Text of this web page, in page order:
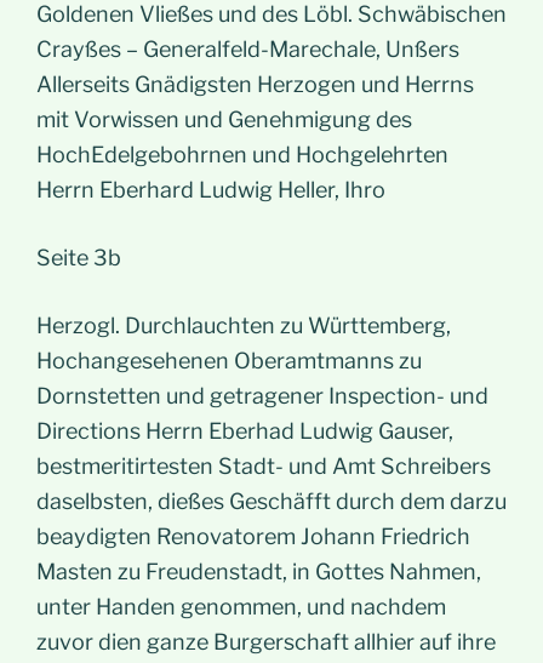
Goldenen Vließes und des Löbl. Schwäbischen
Crayßes – Generalfeld-Marechale, Unßers
Allerseits Gnädigsten Herzogen und Herrns
mit Vorwissen und Genehmigung des
HochEdelgebohrnen und Hochgelehrten
Herrn Eberhard Ludwig Heller, Ihro
Seite 3b
Herzogl. Durchlauchten zu Württemberg,
Hochangesehenen Oberamtmanns zu
Dornstetten und getragener Inspection- und
Directions Herrn Eberhad Ludwig Gauser,
bestmeritirtesten Stadt- und Amt Schreibers
daselbsten, dießes Geschäfft durch dem darzu
beaydigten Renovatorem Johann Friedrich
Masten zu Freudenstadt, in Gottes Nahmen,
unter Handen genommen, und nachdem
zuvor dien ganze Burgerschaft allhier auf ihre